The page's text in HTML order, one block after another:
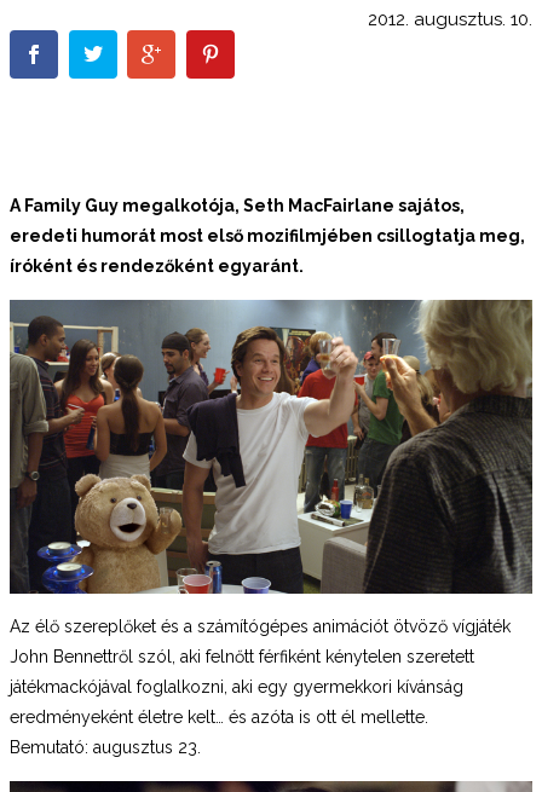
2012. augusztus. 10.
A Family Guy megalkotója, Seth MacFairlane sajátos,
eredeti humorát most első mozifilmjében csillogtatja meg,
íróként és rendezőként egyaránt.
Az élő szereplőket és a számítógépes animációt ötvöző vígjáték
John Bennettről szól, aki felnőtt férfiként kénytelen szeretett
játékmackójával foglalkozni, aki egy gyermekkori kívánság
eredményeként életre kelt… és azóta is ott él mellette.
Bemutató: augusztus 23.